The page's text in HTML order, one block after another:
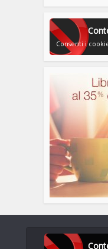
Consenti i